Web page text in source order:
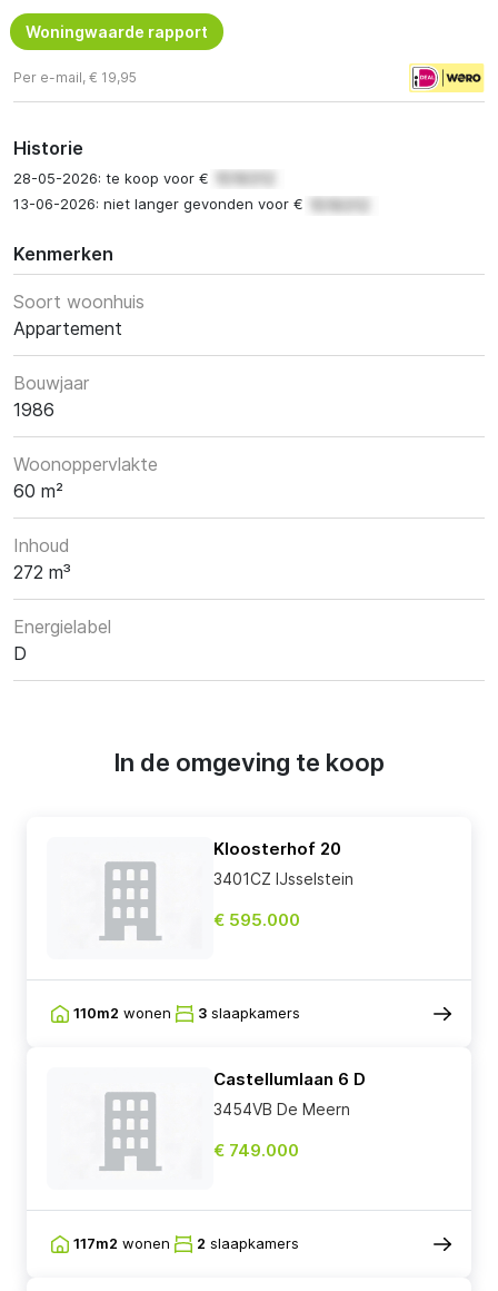
Woningwaarde rapport
Per e-mail, € 19,95
Historie
28-05-2026: te koop voor €
13-06-2026: niet langer gevonden voor €
Kenmerken
Soort woonhuis
Appartement
Bouwjaar
1986
Woonoppervlakte
60 m²
Inhoud
272 m³
Energielabel
D
In de omgeving te koop
Kloosterhof 20
3401CZ IJsselstein
€ 595.000
110m2 wonen 3 slaapkamers
Castellumlaan 6 D
3454VB De Meern
€ 749.000
117m2 wonen 2 slaapkamers